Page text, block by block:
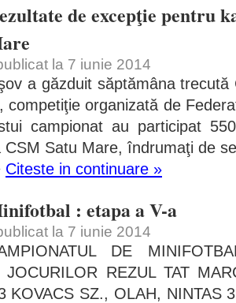
de excepţie pentru
la 7 iunie 2014
a găzduit săptămâna
competiţie organizată de
campionat au participat
CSM Satu Mare, îndrumaţi de
Citeste in continuare »
: etapa a V-a
la 7 iunie 2014
DE
JOCURILOR REZUL TAT
KOVACS SZ., OLAH, NINTAS